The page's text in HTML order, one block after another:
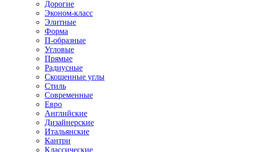
Дорогие
Эконом-класс
Элитные
Форма
П-образные
Угловые
Прямые
Радиусные
Скошенные углы
Стиль
Современные
Евро
Английские
Дизайнерские
Итальянские
Кантри
Классические